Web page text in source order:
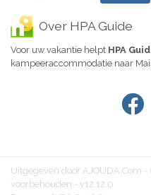
Over HPA Guide
Voor uw vakantie helpt HPA
kampeeraccommodatie naar
Uitgegeven door AJOUDA.Com
voorbehouden - v12.12.0